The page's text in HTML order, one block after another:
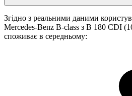
Згідно з реальними даними
Mercedes-Benz B-class з B 180 CDI
споживає в середньому: